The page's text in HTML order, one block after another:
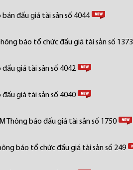
đấu giá tài sản số 4044
báo tổ chức đấu giá tài sản số 1373
giá tài sản số 4042
giá tài sản số 4040
Thông báo đấu giá tài sản số 1750
báo tổ chức đấu giá tài sản số 249